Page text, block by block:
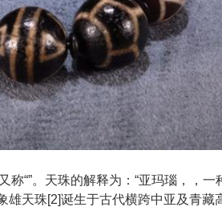
称“”。天珠的解释为：“亚玛瑙，，一
雄天珠[2]诞生于古代横跨中亚及青藏